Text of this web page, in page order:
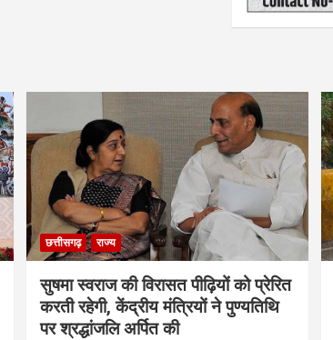
छत्तीसगढ़ राज्य
सुषमा स्वराज की विरासत पीढ़ियों को प्रेरित
करती रहेगी, केंद्रीय मंत्रियों ने पुण्यतिथि
पर श्रद्धांजलि अर्पित की